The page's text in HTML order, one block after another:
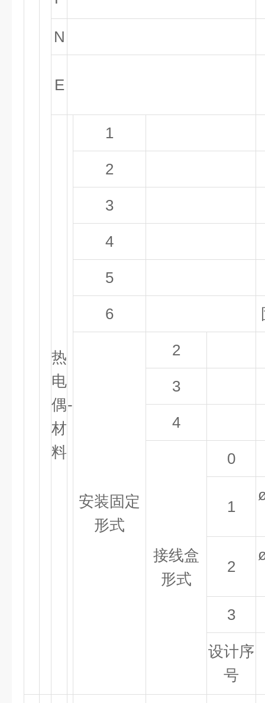
N
E
热
电
偶
材
料
-
1
2
3
4
5
6
安装固定
形式
2
3
4
接线盒
形式
0
1
2
3
设计序
号